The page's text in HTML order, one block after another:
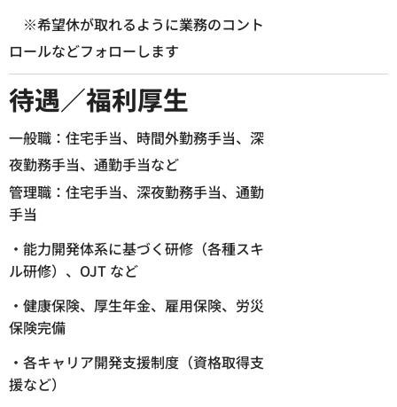
※希望休が取れるように業務のコント
ロールなどフォローします
待遇／福利厚生
一般職：住宅手当、時間外勤務手当、深
夜勤務手当、通勤手当など
管理職：住宅手当、深夜勤務手当、通勤
手当
・能力開発体系に基づく研修（各種スキ
ル研修）、OJT など
・健康保険、厚生年金、雇用保険、労災
保険完備
・各キャリア開発支援制度（資格取得支
援など）